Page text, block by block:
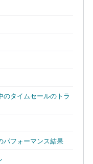
のタイムセールのトラ
パフォーマンス結果